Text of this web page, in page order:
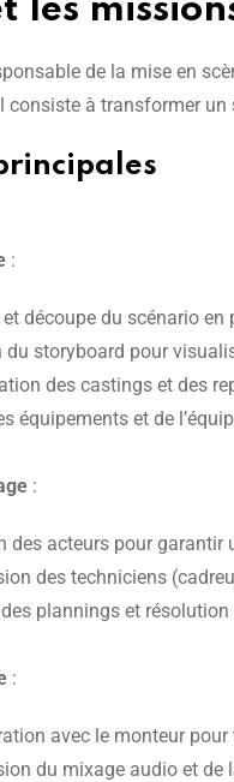
les
de la mise en
consiste à transformer
:
découpe du scénario en
du storyboard pour
des castings et des
équipements et de
:
des acteurs pour garantir
des techniciens
plannings et
:
avec le monteur
du mixage audio et de